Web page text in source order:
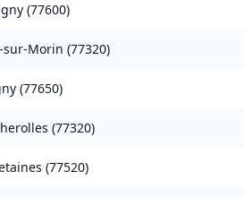
(77600)
sur-Morin (77320)
(77650)
(77320)
(77520)